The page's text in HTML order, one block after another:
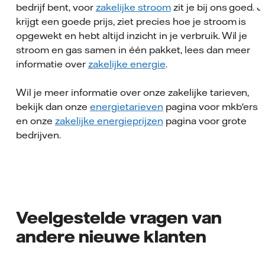
bedrijf bent, voor zakelijke stroomzit je bij ons goed.
krijgt een goede prijs, ziet precies hoe je stroom is
opgewekt en hebt altijd inzicht in je verbruik. Wil je
stroom en gas samen in één pakket, lees dan meer
informatie over zakelijke energie.
Wil je meer informatie over onze zakelijke tarieven,
bekijk dan onze energietarieven pagina voor mkb'ers
en onze zakelijke energieprijzen pagina voor grote
bedrijven.
Veelgestelde vragen van
andere nieuwe klanten